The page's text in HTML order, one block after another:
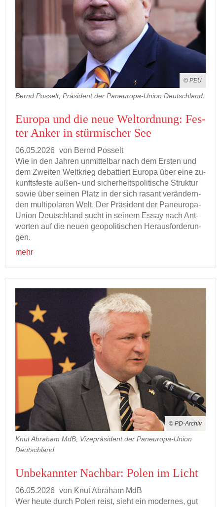
© PEU
Bernd Posselt, Präsident der Paneuropa-Union Deutschland.
Eu­ro­pa und die neue Welt­ord­nung: Fes­
ter Anker in stür­mi­scher See
06.05.2026 von Bernd Pos­selt
Wie in den Jah­ren un­mit­tel­bar nach dem Ers­ten und
dem Zwei­ten Welt­krieg de­bat­tiert Eu­ro­pa über eine zu­
kunfts­fes­te außen-​ und si­cher­heits­po­li­ti­sche Struk­tur
sowie über sei­nen Platz in der sich ra­sant ver­än­dern­
den mul­ti­po­la­ren Welt. Der Prä­si­dent der Paneuropa-​
Union Deutsch­land sucht in sei­nem Essay nach Ant­
wor­ten auf die neuen geo­po­li­ti­schen Her­aus­for­de­run­
gen.
mehr
© PD-Archiv
Knut Abraham MdB, Vizepräsident der Paneuropa-Union
Deutschland
Un­be­kann­ter Nach­bar: Polen im Licht
06.05.2026 von Knut Abra­ham MdB
Wer heute durch Polen reist, sieht ein mo­der­nes, gut
Paneuropa Jugend
Impressum